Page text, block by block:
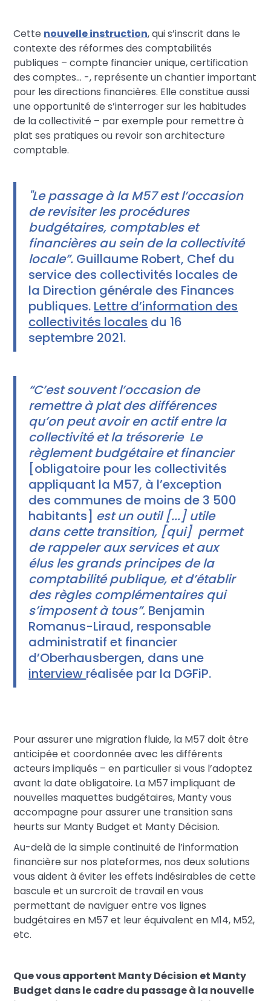
Cette nouvelle instruction, qui s’inscrit dans le
contexte des réformes des comptabilités
publiques – compte financier unique, certification
des comptes… -, représente un chantier important
pour les directions financières. Elle constitue aussi
une opportunité de s’interroger sur les habitudes
de la collectivité – par exemple pour remettre à
plat ses pratiques ou revoir son architecture
comptable.
"Le passage à la M57 est l’occasion
de revisiter les procédures
budgétaires, comptables et
financières au sein de la collectivité
locale”. Guillaume Robert, Chef du
service des collectivités locales de
la Direction générale des Finances
publiques. Lettre d’information des
collectivités locales du 16
septembre 2021.
“C’est souvent l’occasion de
remettre à plat des différences
qu’on peut avoir en actif entre la
collectivité et la trésorerie Le
règlement budgétaire et financier
[obligatoire pour les collectivités
appliquant la M57, à l’exception
des communes de moins de 3 500
habitants] est un outil [...] utile
dans cette transition, [qui] permet
de rappeler aux services et aux
élus les grands principes de la
comptabilité publique, et d’établir
des règles complémentaires qui
s’imposent à tous”. Benjamin
Romanus-Liraud, responsable
administratif et financier
d’Oberhausbergen, dans une
interview réalisée par la DGFiP.
Pour assurer une migration fluide, la M57 doit être
anticipée et coordonnée avec les différents
acteurs impliqués – en particulier si vous l’adoptez
avant la date obligatoire. La M57 impliquant de
nouvelles maquettes budgétaires, Manty vous
accompagne pour assurer une transition sans
heurts sur Manty Budget et Manty Décision.
Au-delà de la simple continuité de l’information
financière sur nos plateformes, nos deux solutions
vous aident à éviter les effets indésirables de cette
bascule et un surcroît de travail en vous
permettant de naviguer entre vos lignes
budgétaires en M57 et leur équivalent en M14, M52,
etc.
Que vous apportent Manty Décision et Manty
Budget dans le cadre du passage à la nouvelle